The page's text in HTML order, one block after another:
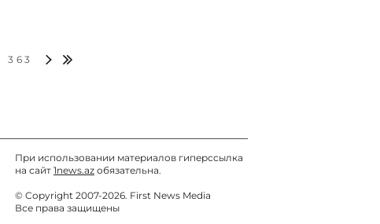
363
При использовании материалов гиперссылка
на сайт 1news.az обязательна.
© Copyright 2007-2026. First News Media
Все права защищены